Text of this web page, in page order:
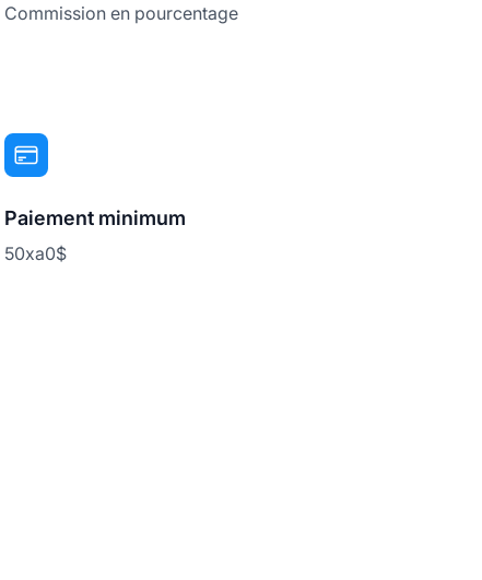
Commission en pourcentage
Paiement minimum
50xa0$